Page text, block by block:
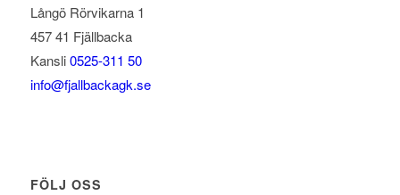
Långö Rörvikarna 1
457 41 Fjällbacka
Kansli0525-311 50
info@fjallbackagk.se
FÖLJ OSS